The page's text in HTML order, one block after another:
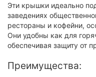
Эти крышки идеально
заведениях
рестораны и кофейни,
Они удобны как для
обеспечивая защиту от
Преимущества: